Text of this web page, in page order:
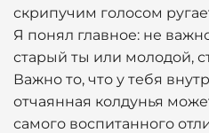
скрипучим голосом
Я понял главное: не
старый ты или молодой,
Важно то, что у тебя
отчаянная колдунья
самого воспитанного